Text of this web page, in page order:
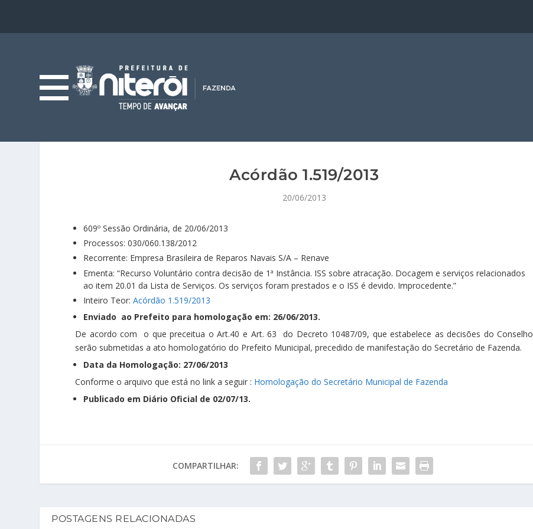
Acórdão 1.519/2013
20/06/2013
609º Sessão Ordinária, de 20/06/2013
Processos: 030/060.138/2012
Recorrente: Empresa Brasileira de Reparos Navais S/A – Renave
Ementa: “Recurso Voluntário contra decisão de 1ª Instância. ISS sobre atracação. Docagem e serviços relacionados
ao item 20.01 da Lista de Serviços. Os serviços foram prestados e o ISS é devido. Improcedente.”
Inteiro Teor:Acórdão 1.519/2013
Enviado ao Prefeito para homologação em: 26/06/2013.
De acordo com o que preceitua o Art.40 e Art. 63 do Decreto 10487/09, que estabelece as decisões do Conselho
serão submetidas a ato homologatório do Prefeito Municipal, precedido de manifestação do Secretário de Fazenda.
Data da Homologação: 27/06/2013
Conforme o arquivo que está no link a seguir : Homologação do Secretário Municipal de Fazenda
Publicado em Diário Oficial de 02/07/13.
COMPARTILHAR:
POSTAGENS RELACIONADAS